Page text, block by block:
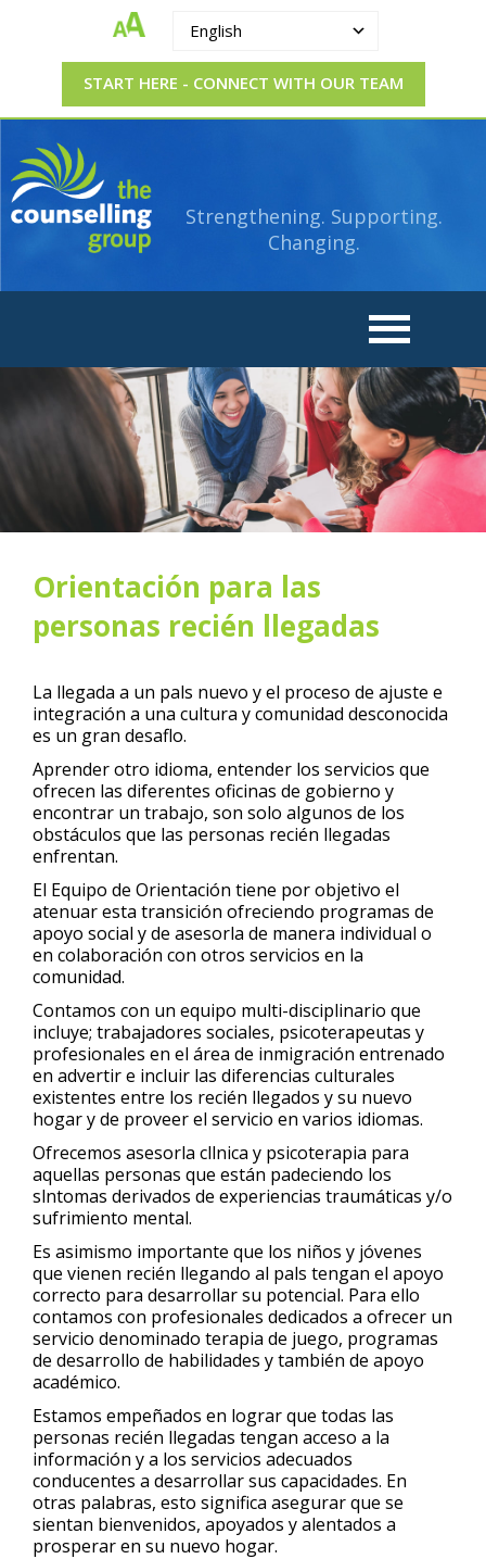
English
START HERE - CONNECT WITH OUR TEAM
The
Counselling
Group
Strengthening.
Supporting.
Changing.
Strengthening. Supporting.
Changing.
Orientación para las
personas recién llegadas
La llegada a un pals nuevo y el proceso de ajuste e
integración a una cultura y comunidad desconocida
es un gran desaflo.
Aprender otro idioma, entender los servicios que
ofrecen las diferentes oficinas de gobierno y
encontrar un trabajo, son solo algunos de los
obstáculos que las personas recién llegadas
enfrentan.
El Equipo de Orientación tiene por objetivo el
atenuar esta transición ofreciendo programas de
apoyo social y de asesorla de manera individual o
en colaboración con otros servicios en la
comunidad.
Contamos con un equipo multi-disciplinario que
incluye; trabajadores sociales, psicoterapeutas y
profesionales en el área de inmigración entrenado
en advertir e incluir las diferencias culturales
existentes entre los recién llegados y su nuevo
hogar y de proveer el servicio en varios idiomas.
Ofrecemos asesorla cllnica y psicoterapia para
aquellas personas que están padeciendo los
slntomas derivados de experiencias traumáticas y/o
sufrimiento mental.
Es asimismo importante que los niños y jóvenes
que vienen recién llegando al pals tengan el apoyo
correcto para desarrollar su potencial. Para ello
contamos con profesionales dedicados a ofrecer un
servicio denominado terapia de juego, programas
de desarrollo de habilidades y también de apoyo
académico.
Estamos empeñados en lograr que todas las
personas recién llegadas tengan acceso a la
información y a los servicios adecuados
conducentes a desarrollar sus capacidades. En
otras palabras, esto significa asegurar que se
sientan bienvenidos, apoyados y alentados a
prosperar en su nuevo hogar.